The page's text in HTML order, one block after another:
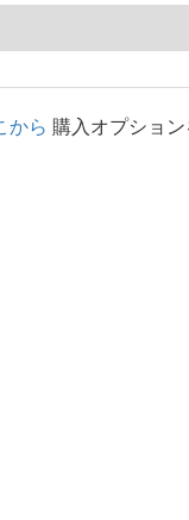
から 購入オプション